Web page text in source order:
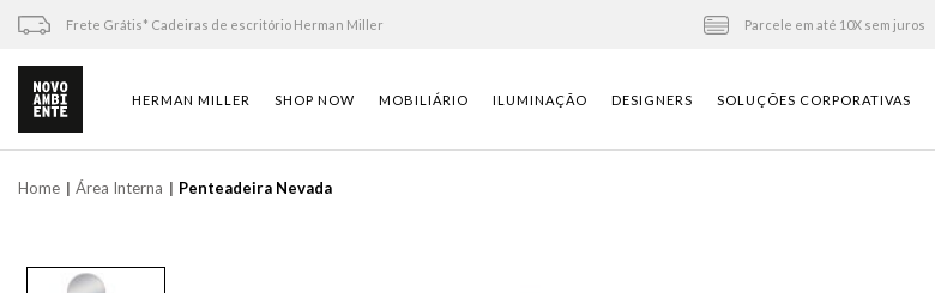
Skip
content
Frete Grátis* Cadeiras de escritório Herman Miller Parcele em até 10X sem juros
HERMAN MILLER SHOP NOW MOBILIÁRIO ILUMINAÇÃO DESIGNERS SOLUÇÕES CORPORATIVAS
Home Área Interna Penteadeira Nevada